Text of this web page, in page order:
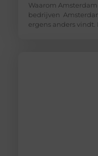
Waarom
bedrijven
ergens anders vindt.